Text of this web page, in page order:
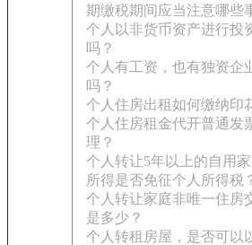
期缴税期间应当注意哪些
个人以非货币资产进行投
吗？
个人有工资，也有独资企
吗？
个人住房出租如何缴纳印
个人住房租金代开普通发
理？
个人转让5年以上的自用
所得是否免征个人所得税
个人转让家庭非唯一住房
是多少？
个人转租房屋，是否可以